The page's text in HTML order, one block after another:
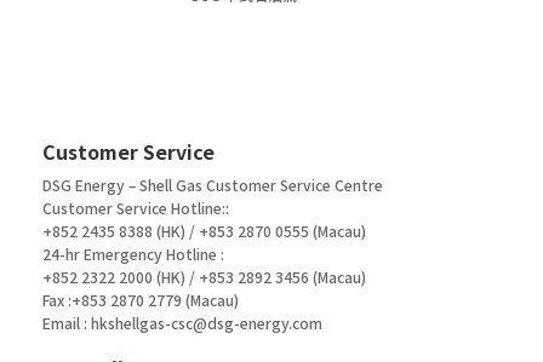
Customer Service
DSG Energy – Shell Gas Customer Service Centre
Customer Service Hotline::
+852 2435 8388 (HK) / +853 2870 0555 (Macau)
24-hr Emergency Hotline :
+852 2322 2000 (HK) / +853 2892 3456 (Macau)
Fax :+853 2870 2779 (Macau)
Email : hkshellgas-csc@dsg-energy.com